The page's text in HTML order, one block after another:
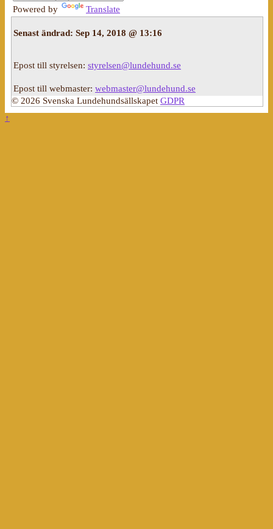
Powered by Translate
Senast ändrad: Sep 14, 2018 @ 13:16
Epost till styrelsen: styrelsen@lundehund.se
Epost till webmaster: webmaster@lundehund.se
© 2026 Svenska Lundehundsällskapet GDPR
↑